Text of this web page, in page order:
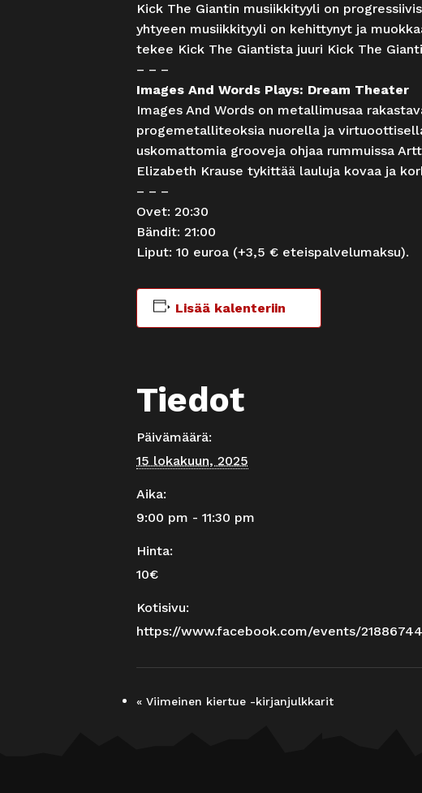
Kick The Giantin musiikkityyli on
yhtyeen musiikkityyli on kehittynyt ja
tekee Kick The Giantista juuri Kick The
– – –
Images And Words Plays: Dream Theater
Images And Words on metallimusaa
progemetalliteoksia nuorella ja
uskomattomia grooveja ohjaa rummuissa
Elizabeth Krause tykittää lauluja kovaa ja
– – –
Ovet: 20:30
Bändit: 21:00
Liput: 10 euroa (+3,5 € eteispalvelumaksu).
Lisää kalenteriin
Tiedot
Päivämäärä:
15 lokakuun, 2025
Aika:
9:00 pm - 11:30 pm
Hinta:
10€
Kotisivu:
https://www.facebook.com/events/
« Viimeinen kiertue -kirjanjulkkarit